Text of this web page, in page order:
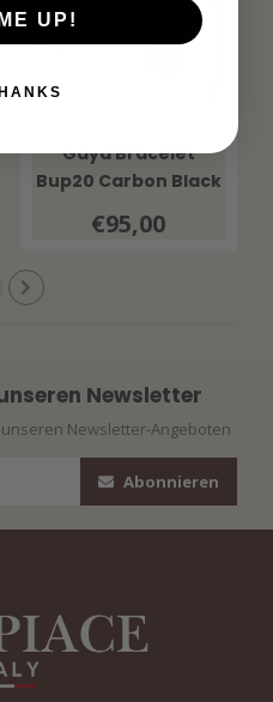
Gaya Bracelet
Bup20 Carbon Black
€95,00
Newsletter
Newsletter-Angeboten
Abonnieren
UP!